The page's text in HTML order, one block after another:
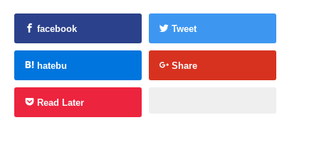
facebook Tweet
hatebu Share
Read Later